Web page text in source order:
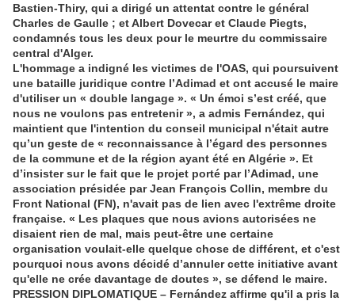
Bastien-Thiry, qui a dirigé un attentat contre le général
Charles de Gaulle ; et Albert Dovecar et Claude Piegts,
condamnés tous les deux pour le meurtre du commissaire
central d'Alger.
L'hommage a indigné les victimes de l'OAS, qui poursuivent
une bataille juridique contre l’Adimad et ont accusé le maire
d'utiliser un « double langage ». « Un émoi s’est créé, que
nous ne voulons pas entretenir », a admis Fernández, qui
maintient que l'intention du conseil municipal n'était autre
qu’un geste de « reconnaissance à l’égard des personnes
de la commune et de la région ayant été en Algérie ». Et
d’insister sur le fait que le projet porté par l’Adimad, une
association présidée par Jean François Collin, membre du
Front National (FN), n'avait pas de lien avec l'extrême droite
française. « Les plaques que nous avions autorisées ne
disaient rien de mal, mais peut-être une certaine
organisation voulait-elle quelque chose de différent, et c'est
pourquoi nous avons décidé d’annuler cette initiative avant
qu'elle ne crée davantage de doutes », se défend le maire.
PRESSION DIPLOMATIQUE – Fernández affirme qu'il a pris la